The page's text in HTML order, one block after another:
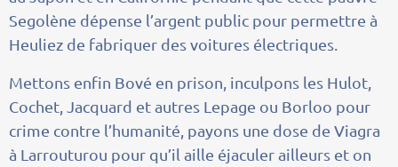
Segolène dépense l’argent public pour permettre à
Heuliez de fabriquer des voitures électriques.
Mettons enfin Bové en prison, inculpons les Hulot,
Cochet, Jacquard et autres Lepage ou Borloo pour
crime contre l’humanité, payons une dose de Viagra
à Larrouturou pour qu’il aille éjaculer ailleurs et on